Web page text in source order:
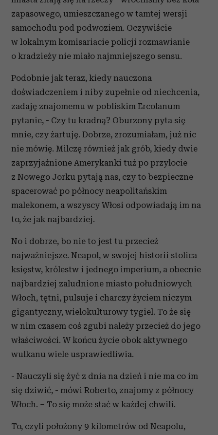
zapasowego, umieszczanego w tamtej wersji
samochodu pod podwoziem. Oczywiście
w lokalnym komisariacie policji rozmawianie
o kradzieży nie miało najmniejszego sensu.
Podobnie jak teraz, kiedy nauczona
doświadczeniem i niby zupełnie od niechcenia,
zadaję znajomemu w pobliskim Ercolanum
pytanie, - Czy tu kradną? Oburzony pyta się
mnie, czy żartuję. Dobrze, zrozumiałam, już nic
nie mówię. Milczę również jak grób, kiedy dwie
zaprzyjaźnione Amerykanki tuż po przylocie
z Nowego Jorku pytają nas, czy to bezpieczne
spacerować po północy neapolitańskim
malekonem, a wszyscy Włosi odpowiadają im na
to, że jak najbardziej.
No i dobrze, bo nie to jest tu przecież
najważniejsze. Neapol, w swojej historii stolica
księstw, królestw i jednego imperium, a obecnie
najbardziej zaludnione miasto południowych
Włoch, tętni, pulsuje i charczy życiem niczym
gigantyczny, wielokulturowy tygiel. To że się
w nim czasem coś zgubi należy przecież do jego
właściwości. W końcu życie obok aktywnego
wulkanu wiele usprawiedliwia.
- Nauczyli się żyć z dnia na dzień i nie ma co im
się dziwić, - mówi Roberto, znajomy z północy
Włoch. – To się może stać w każdej chwili.
To, czyli położony 9 kilometrów od Neapolu,